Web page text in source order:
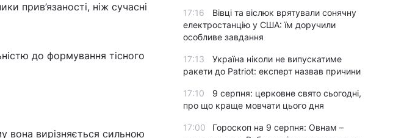
прив’язаності, ніж сучасні
до формування тісного
вона вирізняється сильною
17:16
Вівці та віслюк врятували сонячну
електростанцію у США: їм доручили
особливе завдання
17:13
Україна ніколи не випускатиме
ракети до Patriot: експерт назвав причини
17:10
9 серпня: церковне свято сьогодні,
про що краще мовчати цього дня
17:00
Гороскоп на 9 серпня: Овнам –